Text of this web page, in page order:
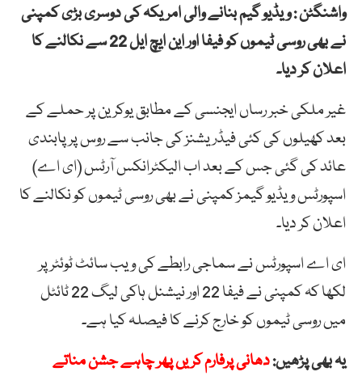
واشنگٹن : ویڈیو گیم بنانے والی امریکہ کی دوسری بڑی کمپنی
نے بھی روسی ٹیموں کو فیفا اور این ایچ ایل 22 سے نکالنے کا
اعلان کر دیا۔
غیر ملکی خبر رساں ایجنسی کے مطابق یوکرین پر حملے کے
بعد کھیلوں کی کئی فیڈریشنز کی جانب سے روس پر پابندی
عائد کی گئی جس کے بعد اب الیکٹرانکس آرٹس (ای اے)
اسپورٹس ویڈیو گیمز کمپنی نے بھی روسی ٹیموں کو نکالنے کا
اعلان کر دیا۔
ای اے اسپورٹس نے سماجی رابطے کی ویب سائٹ ٹوئٹر پر
لکھا کہ کمپنی نے فیفا 22 اور نیشنل ہاکی لیگ 22 ٹائٹل
میں روسی ٹیموں کو خارج کرنے کا فیصلہ کیا ہے۔
یہ بھی پڑھیں:دھانی پرفارم کریں پھر چاہے جشن مناتے